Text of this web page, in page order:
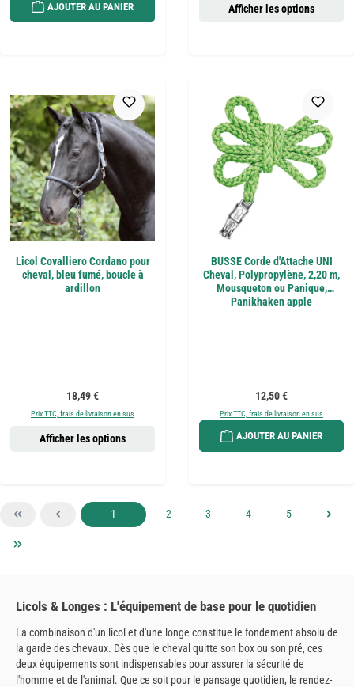
AJOUTER AU PANIER Afficher les options
Licol Covalliero Cordano pour
cheval, bleu fumé, boucle à
ardillon
Prix régulier :
18,49 €
Prix TTC, frais de livraison en sus
Afficher les options
BUSSE Corde d'Attache UNI
Cheval, Polypropylène, 2,20 m,
Mousqueton ou Panique,
Panikhaken apple
Prix régulier :
12,50 €
Prix TTC, frais de livraison en sus
AJOUTER AU PANIER
Page
1 Page
2 Page
3 Page
4 Page
5
Licols & Longes : L'équipement de base pour le quotidien
La combinaison d'un licol et d'une longe constitue le fondement absolu de
la garde des chevaux. Dès que le cheval quitte son box ou son pré, ces
deux équipements sont indispensables pour assurer la sécurité de
l'homme et de l'animal. Que ce soit pour le pansage quotidien, le rendez-